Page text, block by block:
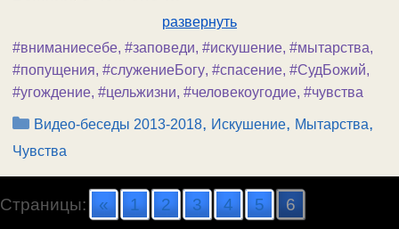
развернуть
#вниманиесебе, #заповеди, #искушение, #мытарства,
#попущения, #служениеБогу, #спасение, #СудБожий,
#угождение, #цельжизни, #человекоугодие, #чувства
Рубрики
Видео-беседы 2013-2018, Искушение, Мытарства,
Чувства
Страницы: « 1 2 3 4 5 6